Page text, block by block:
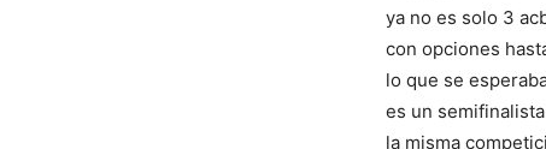
ya no es solo 3
con opciones
lo que se
es un
la misma